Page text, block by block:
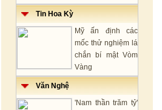
Tin Hoa Kỳ
Mỹ ấn định các
mốc thử nghiệm lá
chắn bí mật Vòm
Vàng
Văn Nghệ
'Nam thần trăm tỷ'